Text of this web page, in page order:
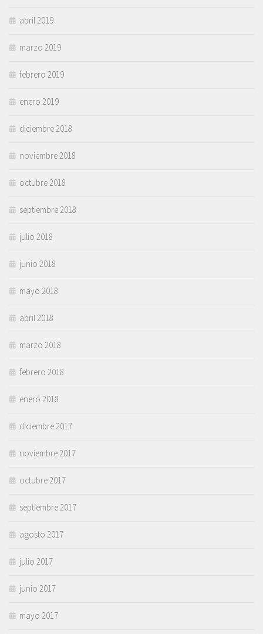
abril 2019
marzo 2019
febrero 2019
enero 2019
diciembre 2018
noviembre 2018
octubre 2018
septiembre 2018
julio 2018
junio 2018
mayo 2018
abril 2018
marzo 2018
febrero 2018
enero 2018
diciembre 2017
noviembre 2017
octubre 2017
septiembre 2017
agosto 2017
julio 2017
junio 2017
mayo 2017